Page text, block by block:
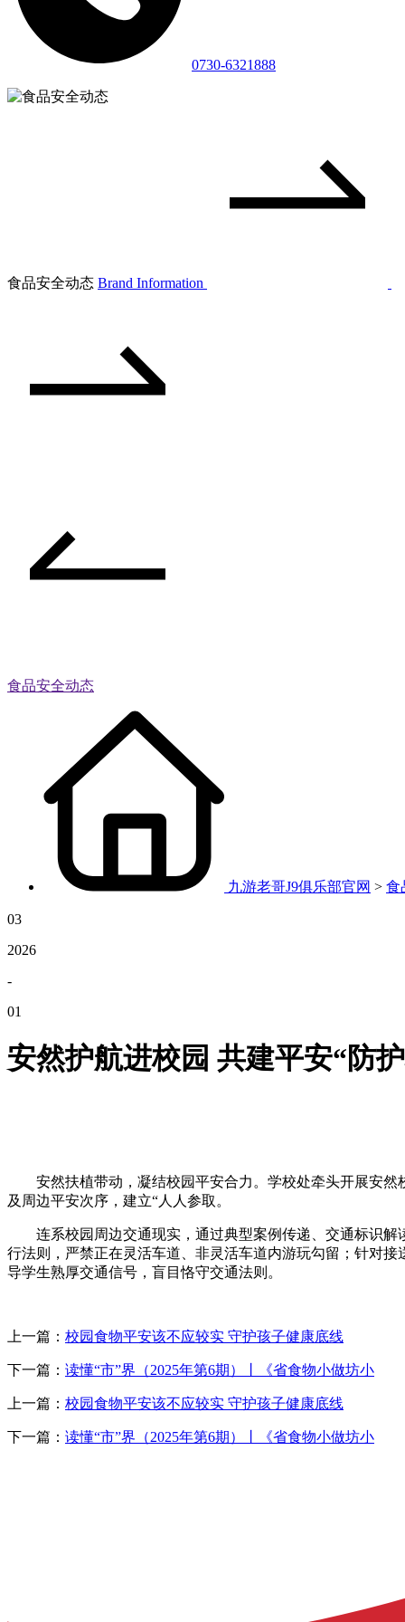
0730-6321888
食品安全动态 Brand Information
食品安全动态
九游老哥J9俱乐部官网 > 食
03
2026
-
01
安然护航进校园 共建平安“防
安然扶植带动，凝结校园平安合力。学校处牵头开展安然
及周边平安次序，建立“人人参取。
连系校园周边交通现实，通过典型案例传递、交通标识解
行法则，严禁正在灵活车道、非灵活车道内游玩勾留；针对
导学生熟厚交通信号，盲目恪守交通法则。
上一篇： 校园食物平安该不应较实 守护孩子健康底线
下一篇： 读懂“市”界（2025年第6期）丨《省食物小做坊小
上一篇： 校园食物平安该不应较实 守护孩子健康底线
下一篇： 读懂“市”界（2025年第6期）丨《省食物小做坊小